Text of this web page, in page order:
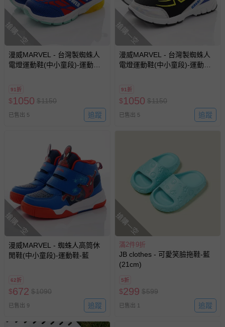
搶購一空
漫威MARVEL - 台灣製蜘蛛人
電燈運動鞋(中小童段)-運動鞋-
91折
$1050 $1150
已售出 5 追蹤
搶購一空
漫威MARVEL - 台灣製蜘蛛人
電燈運動鞋(中小童段)-運動鞋-
91折
$1050 $1150
已售出 5 追蹤
搶購一空
漫威MARVEL - 蜘蛛人高筒休
閒鞋(中小童段)-運動鞋-藍
62折
$672 $1090
已售出 9 追蹤
搶購一空
滿2件9折
JB clothes - 可愛笑臉拖鞋-藍
(21cm)
5折
$299 $599
已售出 1 追蹤